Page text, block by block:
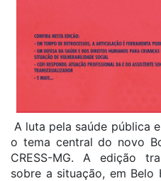
A luta pela saúde pública
o tema central do novo
CRESS-MG. A edição
sobre a situação, em